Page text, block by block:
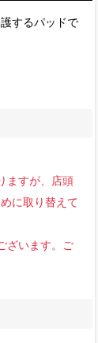
するパッドで
ますが、店頭
に取り替えて
ざいます。ご